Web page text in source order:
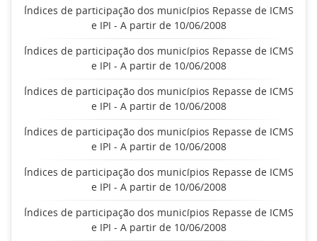
Índices de participação dos municípios Repasse de ICMS
e IPI - A partir de 10/06/2008
Índices de participação dos municípios Repasse de ICMS
e IPI - A partir de 10/06/2008
Índices de participação dos municípios Repasse de ICMS
e IPI - A partir de 10/06/2008
Índices de participação dos municípios Repasse de ICMS
e IPI - A partir de 10/06/2008
Índices de participação dos municípios Repasse de ICMS
e IPI - A partir de 10/06/2008
Índices de participação dos municípios Repasse de ICMS
e IPI - A partir de 10/06/2008